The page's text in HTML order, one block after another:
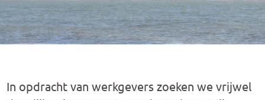
In opdracht van werkgevers zoeken we vrijwel